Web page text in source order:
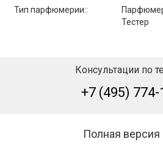
Тип парфюмерии::
Тестер
Консультации по
+7 (495) 774-
Полная версия